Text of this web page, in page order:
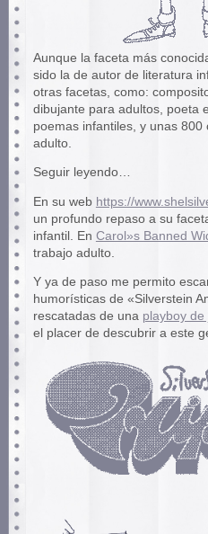
Aunque la faceta más
sido la de autor de literatura
otras facetas, como:
dibujante para adultos, poeta
poemas infantiles, y unas
adulto.
Seguir leyendo…
En su web https://
un profundo repaso a su
infantil. En Carol»s Banned
trabajo adulto.
Y ya de paso me permito
humorísticas de «Silverstein
rescatadas de una playboy de
el placer de descubrir a este